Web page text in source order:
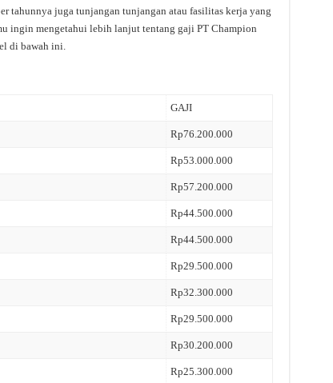
tahunnya juga tunjangan tunjangan atau fasilitas kerja yang
ingin mengetahui lebih lanjut tentang gaji PT Champion
di bawah ini.
GAJI
Rp76.200.000
Rp53.000.000
Rp57.200.000
Rp44.500.000
Rp44.500.000
Rp29.500.000
Rp32.300.000
Rp29.500.000
Rp30.200.000
Rp25.300.000